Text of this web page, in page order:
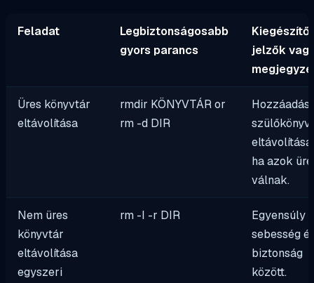
Feladat
Legbiztonságosabb
gyors parancs
Kiegészítő
jelzők
Üres könyvtár
eltávolítása
rmdir KÖNYVTÁRor
rm -d DIR
Hozzáadás
ha azok
válnak.
Nem üres
könyvtár
eltávolítása
egyszeri
rm -I -r DIR
Egyensúly
sebesség
biztonság
között.